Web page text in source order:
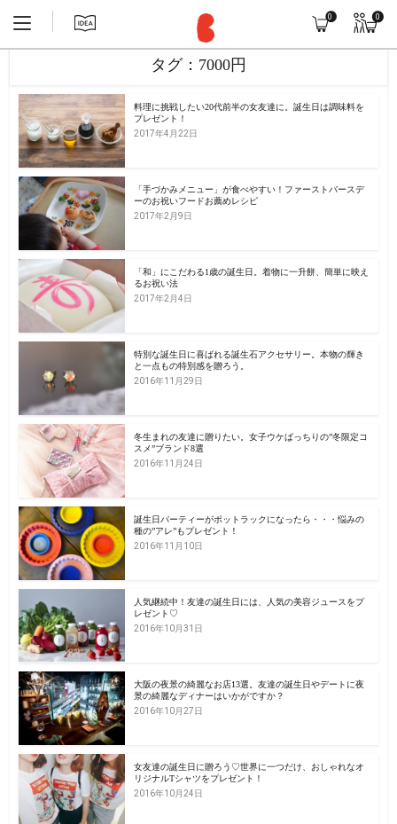
0 0
タグ：7000円
料理に挑戦したい20代前半の女友達に。誕生日は調味料を
プレゼント！
2017年4月22日
「手づかみメニュー」が食べやすい！ファーストバースデ
ーのお祝いフードお薦めレシピ
2017年2月9日
「和」にこだわる1歳の誕生日。着物に一升餅、簡単に映え
るお祝い法
2017年2月4日
特別な誕生日に喜ばれる誕生石アクセサリー。本物の輝き
と一点もの特別感を贈ろう。
2016年11月29日
冬生まれの友達に贈りたい。女子ウケばっちりの”冬限定コ
スメ”ブランド8選
2016年11月24日
誕生日パーティーがポットラックになったら・・・悩みの
種の”アレ”もプレゼント！
2016年11月10日
人気継続中！友達の誕生日には、人気の美容ジュースをプ
レゼント♡
2016年10月31日
大阪の夜景の綺麗なお店13選。友達の誕生日やデートに夜
景の綺麗なディナーはいかがですか？
2016年10月27日
女友達の誕生日に贈ろう♡世界に一つだけ、おしゃれなオ
リジナルTシャツをプレゼント！
2016年10月24日